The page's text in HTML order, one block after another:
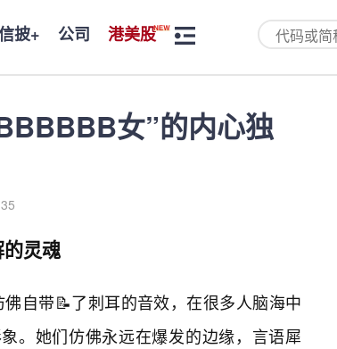
披+ 公司 港美股
女”的内心独
灵魂
自带📝了刺耳的音效，在很多人脑海中
。她们仿佛永远在爆发的边缘，言语犀